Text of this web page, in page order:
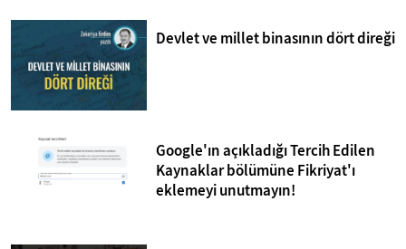
Devlet ve millet binasının dört direği
Google'ın açıkladığı Tercih Edilen
Kaynaklar bölümüne Fikriyat'ı
eklemeyi unutmayın!